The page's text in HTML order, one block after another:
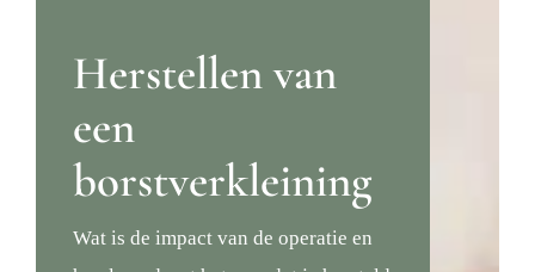
Herstellen van
een
borstverkleining
Wat is de impact van de operatie en